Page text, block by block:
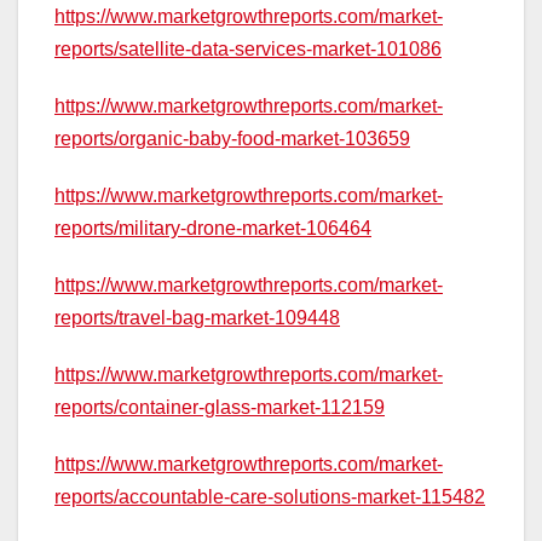
https://www.marketgrowthreports.com/market-
reports/satellite-data-services-market-101086
https://www.marketgrowthreports.com/market-
reports/organic-baby-food-market-103659
https://www.marketgrowthreports.com/market-
reports/military-drone-market-106464
https://www.marketgrowthreports.com/market-
reports/travel-bag-market-109448
https://www.marketgrowthreports.com/market-
reports/container-glass-market-112159
https://www.marketgrowthreports.com/market-
reports/accountable-care-solutions-market-115482